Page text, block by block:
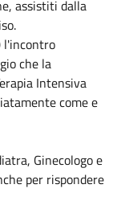
assistiti dalla
l'incontro
che la
Intensiva
come e
Ginecologo e
per rispondere